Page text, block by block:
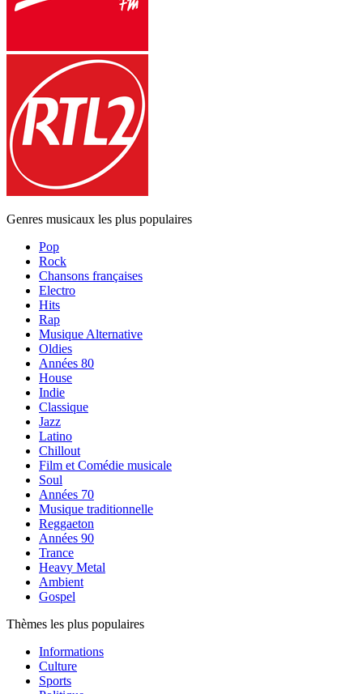
Genres musicaux les plus populaires
Pop
Rock
Chansons françaises
Electro
Hits
Rap
Musique Alternative
Oldies
Années 80
House
Indie
Classique
Jazz
Latino
Chillout
Film et Comédie musicale
Soul
Années 70
Musique traditionnelle
Reggaeton
Années 90
Trance
Heavy Metal
Ambient
Gospel
Thèmes les plus populaires
Informations
Culture
Sports